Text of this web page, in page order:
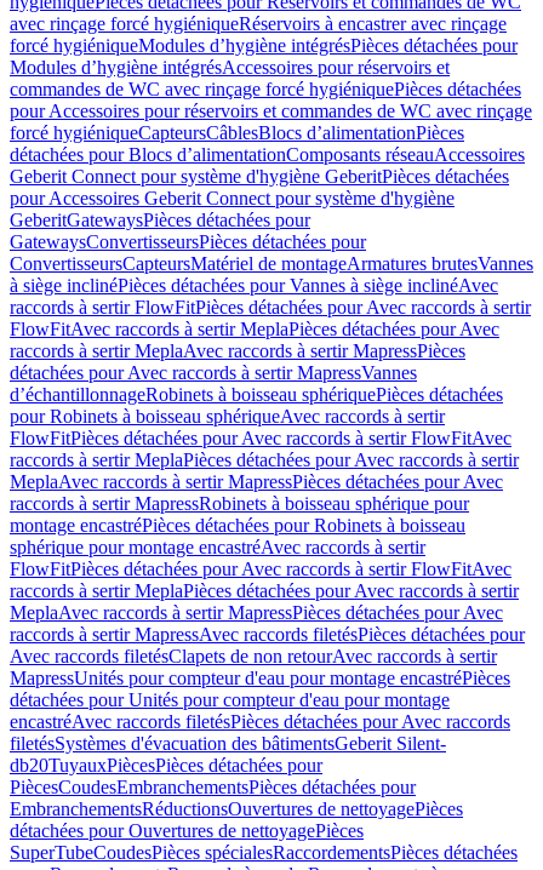
avec rinçage forcé hygiéniqueRéservoirs à encastrer avec rinçage
forcé hygiéniqueModules d’hygiène intégrésPièces détachées pour
Modules d’hygiène intégrésAccessoires pour réservoirs et
commandes de WC avec rinçage forcé hygiéniquePièces détachées
pour Accessoires pour réservoirs et commandes de WC avec rinçage
forcé hygiéniqueCapteursCâblesBlocs d’alimentationPièces
détachées pour Blocs d’alimentationComposants réseauAccessoires
Geberit Connect pour système d'hygiène GeberitPièces détachées
pour Accessoires Geberit Connect pour système d'hygiène
GeberitGatewaysPièces détachées pour
GatewaysConvertisseursPièces détachées pour
ConvertisseursCapteursMatériel de montageArmatures brutesVannes
à siège inclinéPièces détachées pour Vannes à siège inclinéAvec
raccords à sertir FlowFitPièces détachées pour Avec raccords à sertir
FlowFitAvec raccords à sertir MeplaPièces détachées pour Avec
raccords à sertir MeplaAvec raccords à sertir MapressPièces
détachées pour Avec raccords à sertir MapressVannes
d’échantillonnageRobinets à boisseau sphériquePièces détachées
pour Robinets à boisseau sphériqueAvec raccords à sertir
FlowFitPièces détachées pour Avec raccords à sertir FlowFitAvec
raccords à sertir MeplaPièces détachées pour Avec raccords à sertir
MeplaAvec raccords à sertir MapressPièces détachées pour Avec
raccords à sertir MapressRobinets à boisseau sphérique pour
montage encastréPièces détachées pour Robinets à boisseau
sphérique pour montage encastréAvec raccords à sertir
FlowFitPièces détachées pour Avec raccords à sertir FlowFitAvec
raccords à sertir MeplaPièces détachées pour Avec raccords à sertir
MeplaAvec raccords à sertir MapressPièces détachées pour Avec
raccords à sertir MapressAvec raccords filetésPièces détachées pour
Avec raccords filetésClapets de non retourAvec raccords à sertir
MapressUnités pour compteur d'eau pour montage encastréPièces
détachées pour Unités pour compteur d'eau pour montage
encastréAvec raccords filetésPièces détachées pour Avec raccords
filetésSystèmes d'évacuation des bâtimentsGeberit Silent-
db20TuyauxPiècesPièces détachées pour
PiècesCoudesEmbranchementsPièces détachées pour
EmbranchementsRéductionsOuvertures de nettoyagePièces
détachées pour Ouvertures de nettoyagePièces
SuperTubeCoudesPièces spécialesRaccordementsPièces détachées